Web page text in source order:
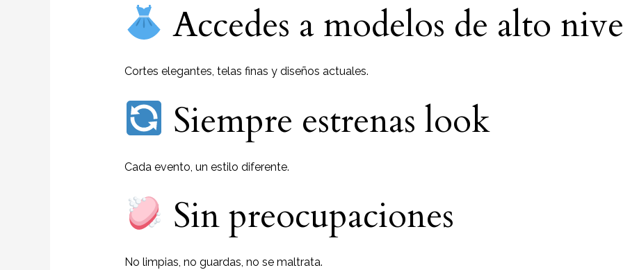
Accedes a modelos de alto
Cortes elegantes, telas finas y diseños actuales.
Siempre estrenas look
Cada evento, un estilo diferente.
Sin preocupaciones
No limpias, no guardas, no se maltrata.